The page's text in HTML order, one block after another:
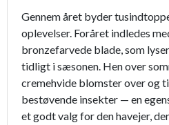
Gennem året byder
oplevelser. Foråret indledes
bronzefarvede blade, som
tidligt i sæsonen. Hen over
cremehvide blomster over og
bestøvende insekter — en
et godt valg for den havejer,